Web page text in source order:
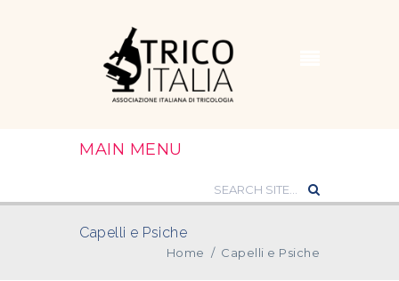
MAIN MENU
Capelli e Psiche
Home / Capelli e Psiche